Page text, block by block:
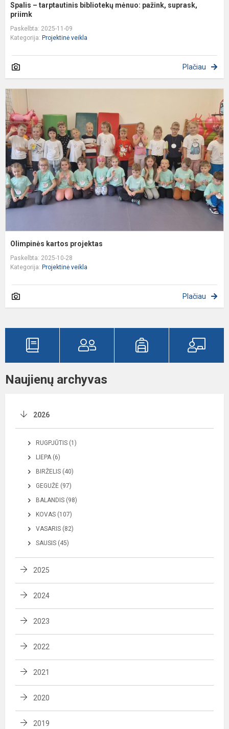
Spalis – tarptautinis bibliotekų mėnuo: pažink, suprask,
priimk
Paskelbta: 2025-11-09
Kategorija: Projektinė veikla
Plačiau
Olimpinės kartos projektas
Paskelbta: 2025-10-28
Kategorija: Projektinė veikla
Plačiau
Naujienų archyvas
2026
RUGPJŪTIS (1)
LIEPA (6)
BIRŽELIS (40)
GEGUŽĖ (97)
BALANDIS (98)
KOVAS (107)
VASARIS (82)
SAUSIS (45)
2025
2024
2023
2022
2021
2020
2019